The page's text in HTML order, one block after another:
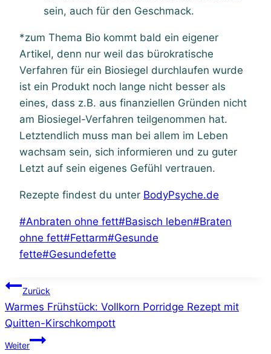
sein, auch für den Geschmack.
*zum Thema Bio kommt bald ein eigener
Artikel, denn nur weil das bürokratische
Verfahren für ein Biosiegel durchlaufen wurde
ist ein Produkt noch lange nicht besser als
eines, dass z.B. aus finanziellen Gründen nicht
am Biosiegel-Verfahren teilgenommen hat.
Letztendlich muss man bei allem im Leben
wachsam sein, sich informieren und zu guter
Letzt auf sein eigenes Gefühl vertrauen.
Rezepte findest du unter BodyPsyche.de
Schlagworte:
#Anbraten ohne fett#Basisch leben#Braten
ohne fett#Fettarm#Gesunde
fette#Gesundefette
Beitragsnavigation
Zurück
Warmes Frühstück: Vollkorn Porridge Rezept mit
Quitten-Kirschkompott
Weiter